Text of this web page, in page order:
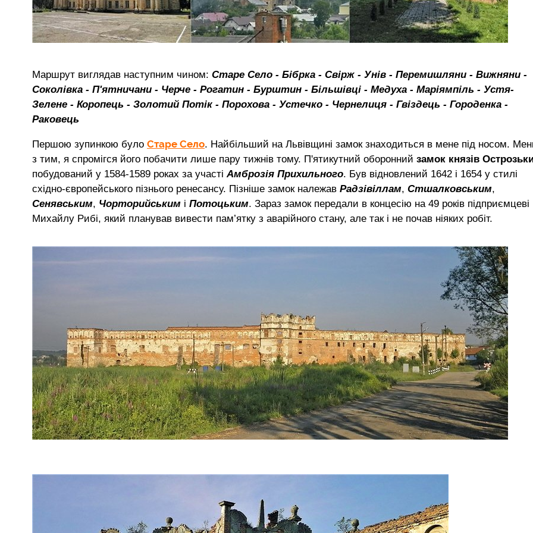
Маршрут виглядав наступним чином: Старе Село - Бібрка - Свірж - Унів - Перемишляни - Вижняни -
Соколівка - П'ятничани - Черче - Рогатин - Бурштин - Більшівці - Медуха - Маріямпіль - Устя-
Зелене - Коропець - Золотий Потік - Порохова - Устечко - Чернелиця - Гвіздець - Городенка -
Раковець
Першою зупинкою було Старе Село. Найбільший на Львівщині замок знаходиться в мене під носом.
з тим, я спромігся його побачити лише пару тижнів тому. П'ятикутний оборонний замок князів
побудований у 1584-1589 роках за участі Амброзія Прихильного. Був відновлений 1642 і 1654 у стилі
східно-європейського пізнього ренесансу. Пізніше замок належав Радзівіллам, Стшалковським,
Сенявським, Чорторийським і Потоцьким. Зараз замок передали в концесію на 49 років підприємцеві
Михайлу Рибі, який планував вивести пам’ятку з аварійного стану, але так і не почав ніяких робіт.